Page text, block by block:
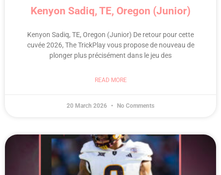
Kenyon Sadiq, TE, Oregon (Junior)
Kenyon Sadiq, TE, Oregon (Junior) De retour pour cette
cuvée 2026, The TrickPlay vous propose de nouveau de
plonger plus précisément dans le jeu des
READ MORE
20 March 2026 No Comments